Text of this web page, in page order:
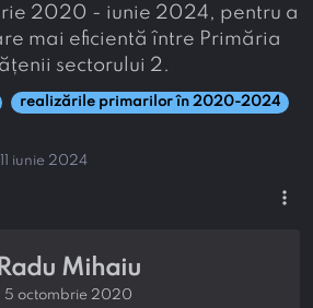
2020 - iunie 2024, pentru a
mai eficientă între Primăria
sectorului 2.
realizările primarilor în 2020-2024
iunie 2024
more_vert
Radu Mihaiu
5 octombrie 2020